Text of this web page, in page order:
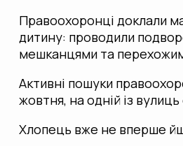
Правоохоронці доклали
дитину: проводили
мешканцями та
Активні пошуки
жовтня, на одній із
Хлопець вже не вперше